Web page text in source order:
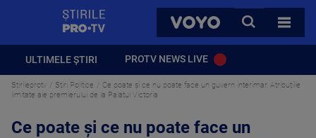
VOYO
CAUTA
TOATE
ULTIMELE ȘTIRI PROTV NEWS LIVE
Stirileprotv Stiri Politice
Ce poate și ce nu poate face un guvern interimar. Atribuțiile
limitate ale premierului de la Palatul Victoria
Ce poate și ce nu poate face un